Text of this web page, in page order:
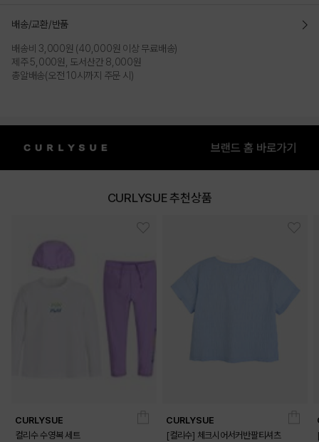
배송/교환/반품
배송비 3,000원 (40,000원 이상 무료배송)
제주 5,000원, 도서산간 8,000원
총알배송(오전 10시까지 주문 시)
CURLYSUE 추천상품
CURLYSUE
컬리수 수영복 세트
CURLYSUE
[컬리수] 체크시어서커반팔티셔츠